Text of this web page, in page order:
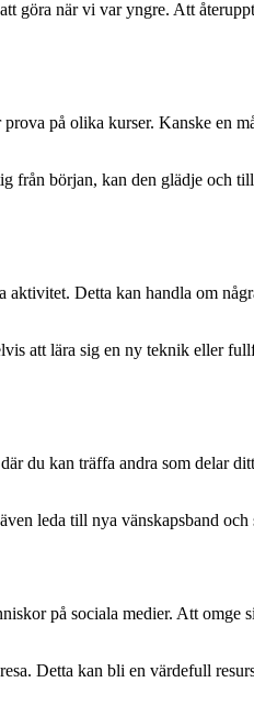
göra när vi var yngre. Att
på olika kurser. Kanske en
början, kan den glädje och
Detta kan handla om
att lära sig en ny teknik eller
du kan träffa andra som delar
leda till nya vänskapsband
på sociala medier. Att omge
Detta kan bli en värdefull